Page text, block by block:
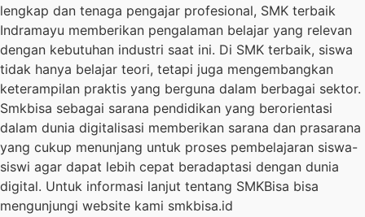
lengkap dan tenaga pengajar profesional, SMK terbaik
Indramayu memberikan pengalaman belajar yang relevan
dengan kebutuhan industri saat ini. Di SMK terbaik, siswa
tidak hanya belajar teori, tetapi juga mengembangkan
keterampilan praktis yang berguna dalam berbagai sektor.
Smkbisa sebagai sarana pendidikan yang berorientasi
dalam dunia digitalisasi memberikan sarana dan prasarana
yang cukup menunjang untuk proses pembelajaran siswa-
siswi agar dapat lebih cepat beradaptasi dengan dunia
digital. Untuk informasi lanjut tentang SMKBisa bisa
mengunjungi website kami smkbisa.id